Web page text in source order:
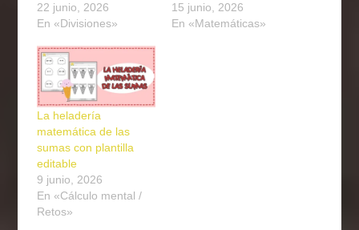
22 junio, 2026
En «Divisiones»
15 junio, 2026
En «Matemáticas»
La heladería
matemática de las
sumas con plantilla
editable
9 junio, 2026
En «Cálculo mental /
Retos»